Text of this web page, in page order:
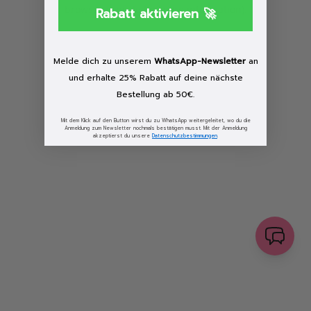
browser console for more information)
Rabatt aktivieren 🚀
Melde dich zu unserem WhatsApp-Newsletteran
und erhalte 25% Rabatt auf deine nächste
Bestellung ab 50€.
Mit dem Klick auf den Button wirst du zu WhatsApp weitergeleitet, wo du die
Anmeldung zum Newsletter nochmals bestätigen musst. Mit der Anmeldung
akzeptierst du unsere Datenschutzbestimmungen.